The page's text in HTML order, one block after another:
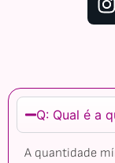
Q: Qual é a
A quantidade